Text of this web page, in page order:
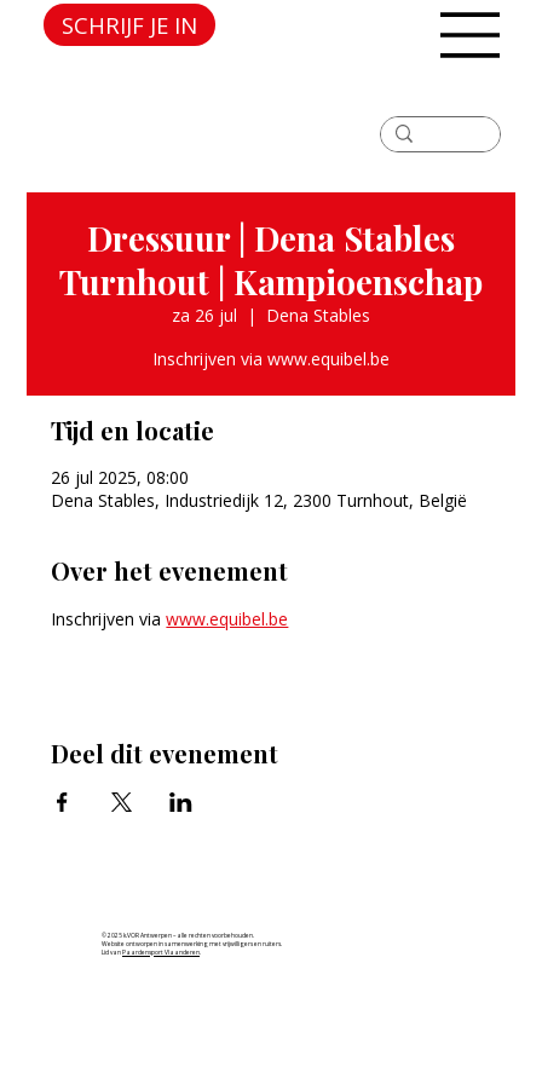
SCHRIJF JE IN
Dressuur | Dena Stables
Turnhout | Kampioenschap
za 26 jul
  |
Dena Stables
Inschrijven via www.equibel.be
Tijd en locatie
26 jul 2025, 08:00
Dena Stables, Industriedijk 12, 2300 Turnhout, België
Over het evenement
Inschrijven via www.equibel.be
Deel dit evenement
© 2025 k.VOR Antwerpen – alle rechten voorbehouden.
Website ontworpen in samenwerking met vrijwilligers en ruiters.
Lid vanPaardensport Vlaanderen